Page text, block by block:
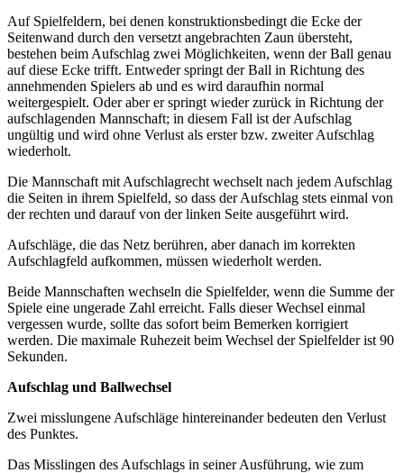
Auf Spielfeldern, bei denen konstruktionsbedingt die Ecke der
Seitenwand durch den versetzt angebrachten Zaun übersteht,
bestehen beim Aufschlag zwei Möglichkeiten, wenn der Ball genau
auf diese Ecke trifft. Entweder springt der Ball in Richtung des
annehmenden Spielers ab und es wird daraufhin normal
weitergespielt. Oder aber er springt wieder zurück in Richtung der
aufschlagenden Mannschaft; in diesem Fall ist der Aufschlag
ungültig und wird ohne Verlust als erster bzw. zweiter Aufschlag
wiederholt.
Die Mannschaft mit Aufschlagrecht wechselt nach jedem Aufschlag
die Seiten in ihrem Spielfeld, so dass der Aufschlag stets einmal von
der rechten und darauf von der linken Seite ausgeführt wird.
Aufschläge, die das Netz berühren, aber danach im korrekten
Aufschlagfeld aufkommen, müssen wiederholt werden.
Beide Mannschaften wechseln die Spielfelder, wenn die Summe der
Spiele eine ungerade Zahl erreicht. Falls dieser Wechsel einmal
vergessen wurde, sollte das sofort beim Bemerken korrigiert
werden. Die maximale Ruhezeit beim Wechsel der Spielfelder ist 90
Sekunden.
Aufschlag und Ballwechsel
Zwei misslungene Aufschläge hintereinander bedeuten den Verlust
des Punktes.
Das Misslingen des Aufschlags in seiner Ausführung, wie zum